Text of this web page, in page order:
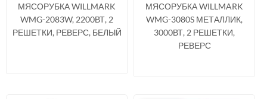
МЯСОРУБКА WILLMARK
WMG-2083W, 2200ВТ, 2
РЕШЕТКИ, РЕВЕРС, БЕЛЫЙ
МЯСОРУБКА WILLMARK
WMG-3080S МЕТАЛЛИК,
3000ВТ, 2 РЕШЕТКИ,
РЕВЕРС